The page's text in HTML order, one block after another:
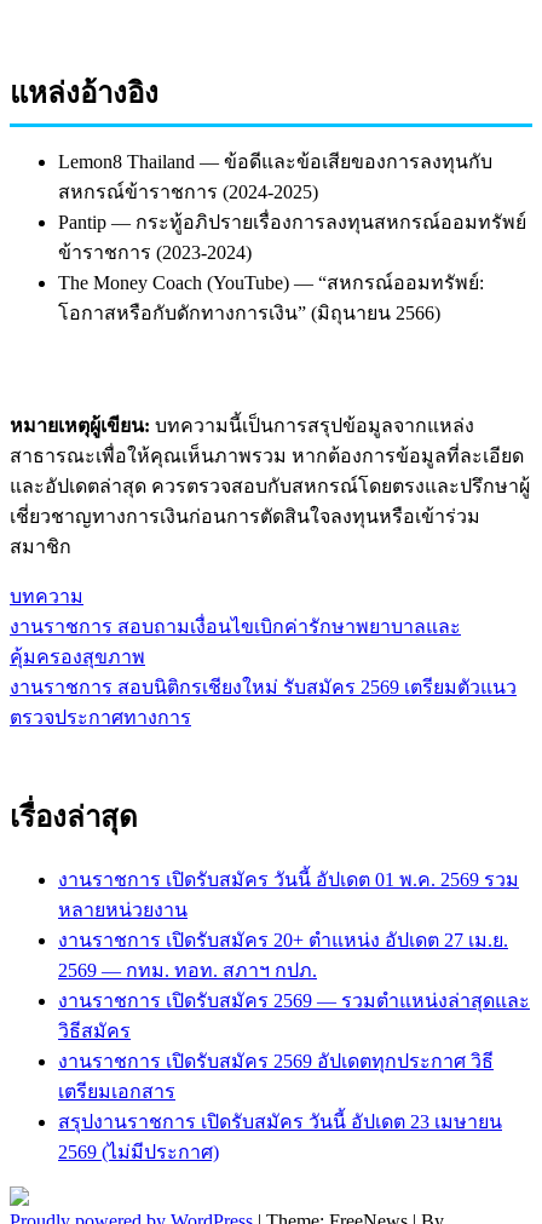
แหล่งอ้างอิง
Lemon8 Thailand — ข้อดีและข้อเสียของการลงทุนกับ
สหกรณ์ข้าราชการ (2024-2025)
Pantip — กระทู้อภิปรายเรื่องการลงทุนสหกรณ์ออมทรัพย์
ข้าราชการ (2023-2024)
The Money Coach (YouTube) — “สหกรณ์ออมทรัพย์:
โอกาสหรือกับดักทางการเงิน” (มิถุนายน 2566)
หมายเหตุผู้เขียน: บทความนี้เป็นการสรุปข้อมูลจากแหล่ง
สาธารณะเพื่อให้คุณเห็นภาพรวม หากต้องการข้อมูลที่ละเอียด
และอัปเดตล่าสุด ควรตรวจสอบกับสหกรณ์โดยตรงและปรึกษาผู้
เชี่ยวชาญทางการเงินก่อนการตัดสินใจลงทุนหรือเข้าร่วม
สมาชิก
บทความ
แนะแนว
เรื่อง
งานราชการ สอบถามเงื่อนไขเบิกค่ารักษาพยาบาลและ
คุ้มครองสุขภาพ
งานราชการ สอบนิติกรเชียงใหม่ รับสมัคร 2569 เตรียมตัวแนว
ตรวจประกาศทางการ
เรื่องล่าสุด
งานราชการ เปิดรับสมัคร วันนี้ อัปเดต 01 พ.ค. 2569 รวม
หลายหน่วยงาน
งานราชการ เปิดรับสมัคร 20+ ตำแหน่ง อัปเดต 27 เม.ย.
2569 — กทม. ทอท. สภาฯ กปภ.
งานราชการ เปิดรับสมัคร 2569 — รวมตำแหน่งล่าสุดและ
วิธีสมัคร
งานราชการ เปิดรับสมัคร 2569 อัปเดตทุกประกาศ วิธี
เตรียมเอกสาร
สรุปงานราชการ เปิดรับสมัคร วันนี้ อัปเดต 23 เมษายน
2569 (ไม่มีประกาศ)